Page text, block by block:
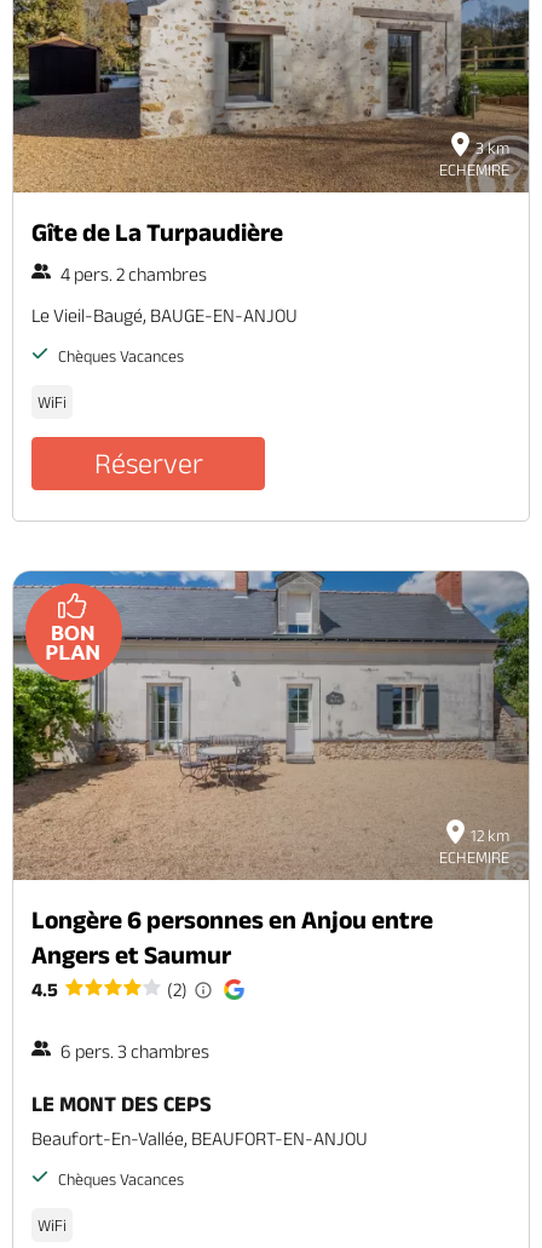
3 km
ECHEMIRE
Gîte de La Turpaudière
4 pers. 2 chambres
Le Vieil-Baugé, BAUGE-EN-ANJOU
Chèques Vacances
WiFi
Réserver
12 km
ECHEMIRE
Longère 6 personnes en Anjou entre
Angers et Saumur
4.5 (2)
6 pers. 3 chambres
LE MONT DES CEPS
Beaufort-En-Vallée, BEAUFORT-EN-ANJOU
Chèques Vacances
WiFi